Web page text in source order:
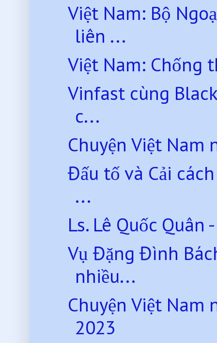
Việt Nam: Bộ
liên ...
Việt Nam: Chống
Vinfast cùng
c...
Chuyện Việt
Đấu tố và Cải
...
Ls. Lê Quốc Quân
Vụ Đặng Đình
nhiều...
Chuyện Việt Nam
2023